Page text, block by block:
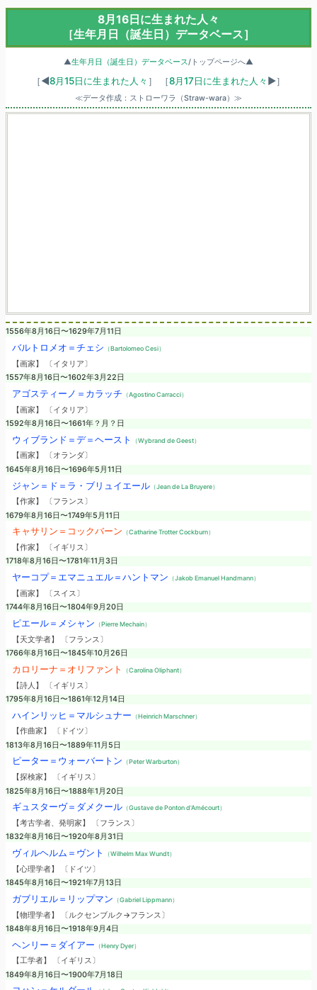
8月16日に生まれた人々
［生年月日（誕生日）データベース］
▲生年月日（誕生日）データベース/トップページへ▲
［◀8月15日に生まれた人々 ］ ［8月17日に生まれた人々 ▶］
≪データ作成：ストローワラ（Straw-wara）≫
1556年8月16日〜1629年7月11日
バルトロメオ＝チェシ （Bartolomeo Cesi）
【画家】 〔イタリア〕
1557年8月16日〜1602年3月22日
アゴスティーノ＝カラッチ （Agostino Carracci）
【画家】 〔イタリア〕
1592年8月16日〜1661年？月？日
ウィブランド＝デ＝ヘースト （Wybrand de Geest）
【画家】 〔オランダ〕
1645年8月16日〜1696年5月11日
ジャン＝ド＝ラ・ブリュイエール（Jean de La Bruyere）
【作家】 〔フランス〕
1679年8月16日〜1749年5月11日
キャサリン＝コックバーン （Catharine Trotter Cockburn）
【作家】 〔イギリス〕
1718年8月16日〜1781年11月3日
ヤーコプ＝エマニュエル＝ハントマン （Jakob Emanuel Handmann）
【画家】 〔スイス〕
1744年8月16日〜1804年9月20日
ピエール＝メシャン （Pierre Mechain）
【天文学者】 〔フランス〕
1766年8月16日〜1845年10月26日
カロリーナ＝オリファント （Carolina Oliphant）
【詩人】 〔イギリス〕
1795年8月16日〜1861年12月14日
ハインリッヒ＝マルシュナー （Heinrich Marschner）
【作曲家】 〔ドイツ〕
1813年8月16日〜1889年11月5日
ピーター＝ウォーバートン （Peter Warburton）
【探検家】 〔イギリス〕
1825年8月16日〜1888年1月20日
ギュスターヴ＝ダメクール（Gustave de Ponton d'Amécourt）
【考古学者、発明家】 〔フランス〕
1832年8月16日〜1920年8月31日
ヴィルヘルム＝ヴント （Wilhelm Max Wundt）
【心理学者】 〔ドイツ〕
1845年8月16日〜1921年7月13日
ガブリエル＝リップマン （Gabriel Lippmann）
【物理学者】 〔ルクセンブルク→フランス〕
1848年8月16日〜1918年9月4日
ヘンリー＝ダイアー （Henry Dyer）
【工学者】 〔イギリス〕
1849年8月16日〜1900年7月18日